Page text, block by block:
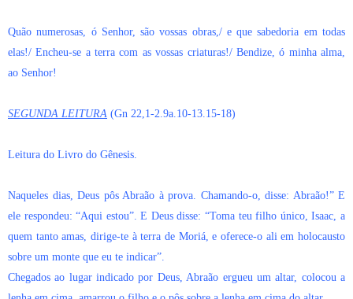
Quão numerosas, ó Senhor, são vossas obras,/ e que sabedoria em todas
elas!/ Encheu-se a terra com as vossas criaturas!/ Bendize, ó minha alma,
ao Senhor!
SEGUNDA LEITURA (Gn 22,1-2.9a.10-13.15-18)
Leitura do Livro do Gênesis.
Naqueles dias, Deus pôs Abraão à prova. Chamando-o, disse: Abraão!” E
ele respondeu: “Aqui estou”. E Deus disse: “Toma teu filho único, Isaac, a
quem tanto amas, dirige-te à terra de Moriá, e oferece-o ali em holocausto
sobre um monte que eu te indicar”.
Chegados ao lugar indicado por Deus, Abraão ergueu um altar, colocou a